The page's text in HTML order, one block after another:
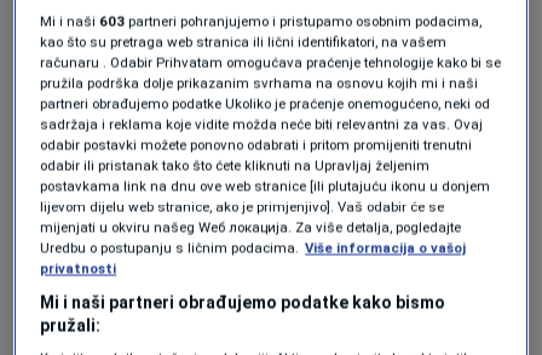
do prednosti od jednog seta.
Više uzbuđenja bilo je u drugom setu.
Amerikanac je oduzeo servis rivalu za 4:3, imao
je na 5:4 i servis za 2:0 u setovima. Uspio je
Sonego da vrati brejk, ali je već u narednom
gemu ponovo na sceni Shelton. Koristi brejk
loptu za 6:5, a onda realizuje i set loptu za 7:5.
Mi i naši 603 partneri pohranjujemo i pristupamo osobnim podacima,
kao što su pretraga web stranica ili lični identifikatori, na vašem
računaru . Odabir Prihvatam omogućava praćenje tehnologije kako bi se
pružila podrška dolje prikazanim svrhama na osnovu kojih mi i naši
partneri obrađujemo podatke Ukoliko je praćenje onemogućeno, neki od
sadržaja i reklama koje vidite možda neće biti relevantni za vas. Ovaj
odabir postavki možete ponovno odabrati i pritom promijeniti trenutni
odabir ili pristanak tako što ćete kliknuti na Upravljaj željenim
postavkama link na dnu ove web stranice [ili plutajuću ikonu u donjem
lijevom dijelu web stranice, ako je primjenjivo]. Vaš odabir će se
mijenjati u okviru našeg Wеб локација. Za više detalja, pogledajte
Uredbu o postupanju s ličnim podacima. Više informacija o vašoj
privatnosti
Mi i naši partneri obrađujemo podatke kako bismo
pružali: